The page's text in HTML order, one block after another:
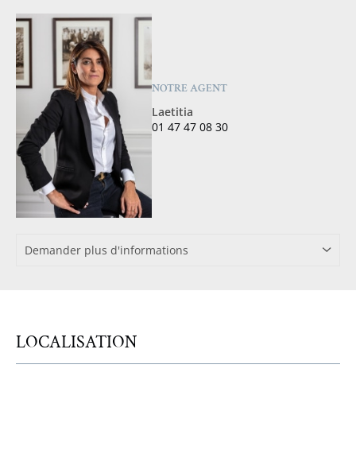
NOTRE AGENT
Laetitia
01 47 47 08 30
Demander plus d'informations
LOCALISATION